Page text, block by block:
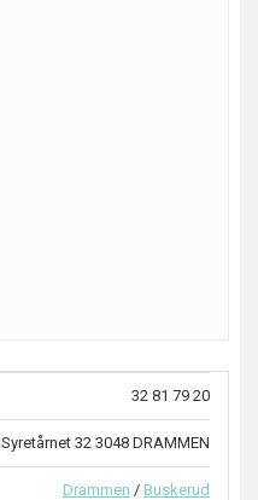
32 81 79 20
Syretårnet 32 3048 DRAMMEN
Drammen / Buskerud